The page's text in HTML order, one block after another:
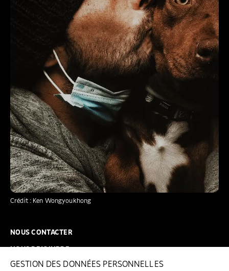
GESTION DES DONNÉES PERSONNELLES
Crédit : Ken Wongyoukhong
NOUS CONTACTER
FAQ